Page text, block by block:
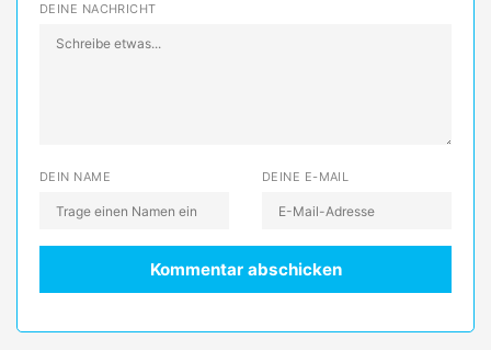
DEINE NACHRICHT
DEIN NAME DEINE E-MAIL